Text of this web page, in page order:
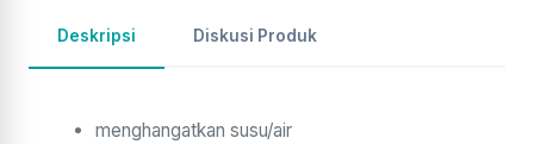
Deskripsi Diskusi Produk
menghangatkan susu/air